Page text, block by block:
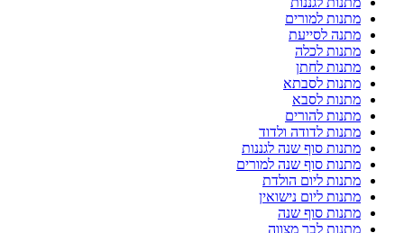
מתנות למורים
מתנה לסייעת
מתנות לכלה
מתנות לחתן
מתנות לסבתא
מתנות לסבא
מתנות להורים
מתנות לדודה ולדוד
מתנות סוף שנה לגננות
מתנות סוף שנה למורים
מתנות ליום הולדת
מתנות ליום נישואין
מתנות סוף שנה
מתנות לבר מצווה